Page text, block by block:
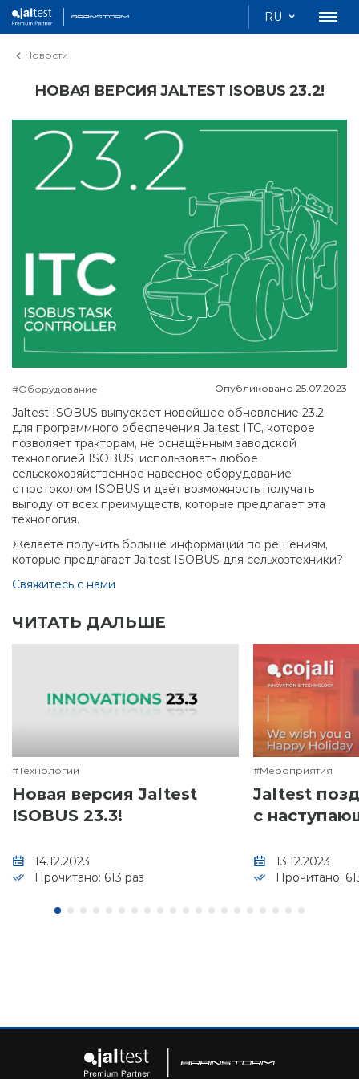
RU
Новости
НОВАЯ ВЕРСИЯ JALTEST ISOBUS 23.2!
#Оборудование Опубликовано 25.07.2023
Jaltest ISOBUS выпускает новейшее обновление 23.2
для программного обеспечения Jaltest ITC, которое
позволяет тракторам, не оснащённым заводской
технологией ISOBUS, использовать любое
сельскохозяйственное навесное оборудование
с протоколом ISOBUS и даёт возможность получать
выгоду от всех преимуществ, которые предлагает эта
технология.
Желаете получить больше информации по решениям,
которые предлагает Jaltest ISOBUS для сельхозтехники?
Свяжитесь с нами
ЧИТАТЬ ДАЛЬШЕ
#Технологии
Новая версия Jaltest
ISOBUS 23.3!
14.12.2023
Прочитано: 613 раз
#Мероприятия
Jaltest
с
13.12.2023
Прочитано: